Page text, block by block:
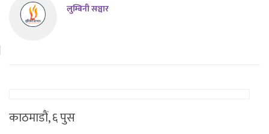
लुम्बिनी सञ्चार
काठमाडाैं, ६ पुस